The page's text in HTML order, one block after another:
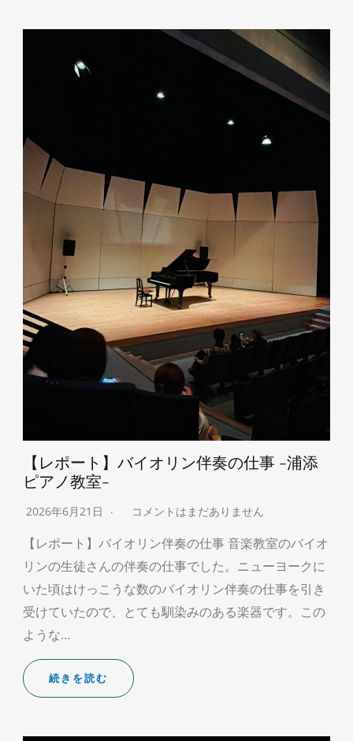
【レポート】バイオリン伴奏の仕事 -浦添
ピアノ教室-
2026年6月21日 コメントはまだありません
【レポート】バイオリン伴奏の仕事 音楽教室のバイオ
リンの生徒さんの伴奏の仕事でした。ニューヨークに
いた頃はけっこうな数のバイオリン伴奏の仕事を引き
受けていたので、とても馴染みのある楽器です。この
ような…
続きを読む